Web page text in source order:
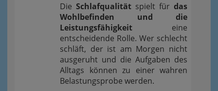
Die Schlafqualität spielt für das
Wohlbefinden und die
Leistungsfähigkeit eine
entscheidende Rolle. Wer schlecht
schläft, der ist am Morgen nicht
ausgeruht und die Aufgaben des
Alltags können zu einer wahren
Belastungsprobe werden.